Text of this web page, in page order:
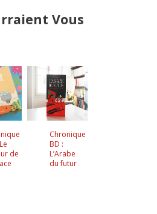
Vous
de
Chronique
BD :
L’Arabe
du futur